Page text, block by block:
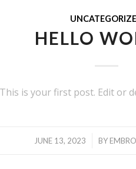
HELLO
is your first post. Edit or
JUNE 13, 2023
/ BY